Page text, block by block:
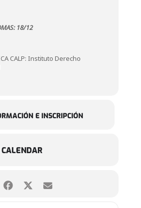
18/12
CALP: Instituto Derecho
E INSCRIPCIÓN